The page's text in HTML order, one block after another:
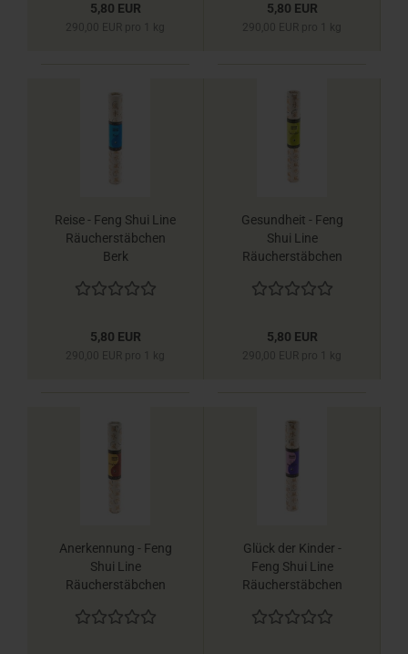
5,80 EUR
290,00 EUR pro 1 kg
5,80 EUR
290,00 EUR pro 1 kg
Reise - Feng Shui Line
Räucherstäbchen
Berk
5,80 EUR
290,00 EUR pro 1 kg
Gesundheit - Feng
Shui Line
Räucherstäbchen
5,80 EUR
290,00 EUR pro 1 kg
Anerkennung - Feng
Shui Line
Räucherstäbchen
Glück der Kinder -
Feng Shui Line
Räucherstäbchen